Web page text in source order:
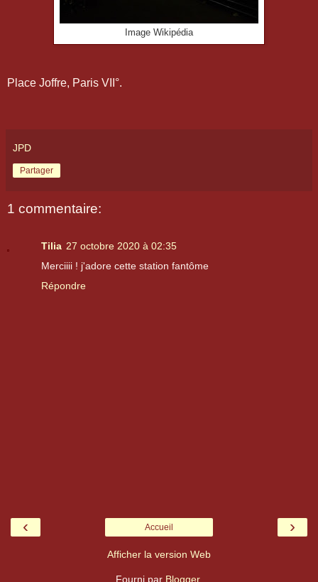
Image Wikipédia
Place Joffre, Paris VII°.
JPD
Partager
1 commentaire:
Tilia 27 octobre 2020 à 02:35
Merciiii ! j'adore cette station fantôme
Répondre
‹ ›
Accueil
Afficher la version Web
Fourni par Blogger.